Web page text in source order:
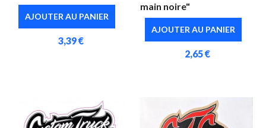
AJOUTER AU PANIER
3,39 €
main noire"
AJOUTER AU PANIER
2,65 €